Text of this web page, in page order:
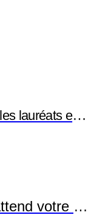
et leurs projets
appel !